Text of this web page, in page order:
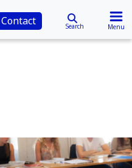
Contact Search Menu